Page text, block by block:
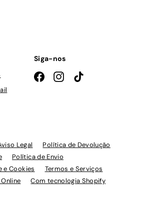
Siga-nos
FacebookInstagramTikTok
Legal
Política de Devolução
Política de Envio
e Cookies
Termos e Serviços
Com tecnologia Shopify